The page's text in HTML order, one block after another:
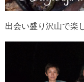
出会い盛り沢山で楽